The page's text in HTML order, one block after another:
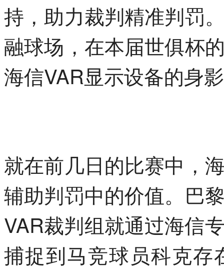
持，助力裁判精准判罚
融球场，在本届世俱杯
海信VAR显示设备的身
就在前几日的比赛中，
辅助判罚中的价值。巴
VAR裁判组就通过海信
捕捉到马竞球员科克